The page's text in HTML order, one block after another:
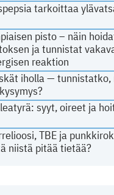
tarkoittaa
pisto – näin
ja tunnistat
reaktion
iholla — tunnistatko,
syyt, oireet ja
TBE ja
niistä pitää tietää?